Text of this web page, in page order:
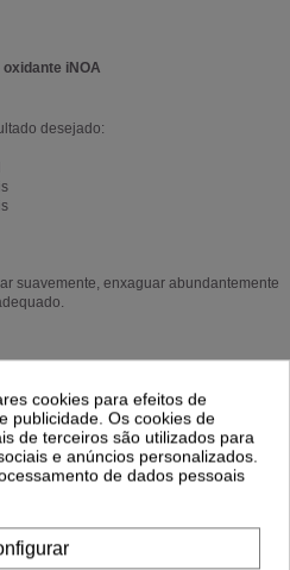
iNOA
desejado:
suavemente, enxaguar abundantemente
amoníaco?
permanente profissionalsem
durante a aplicação.
brancos?
iNOA?
cookies para efeitos de
publicidade. Os cookies de
de terceiros são utilizados para
e anúncios personalizados.
de dados pessoais